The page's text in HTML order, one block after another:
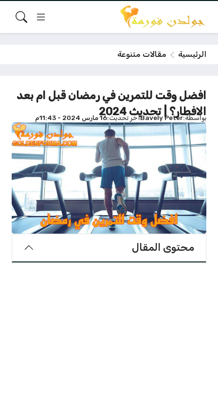
الرئيسية مقالات متنوعة
افضل وقت للتمرين في رمضان قبل ام بعد
الافطار؟ | تحديث 2024
بواسطة Bavely Peterآخر تحديث 16 مارس 2024 - 11:43م
محتوى المقال